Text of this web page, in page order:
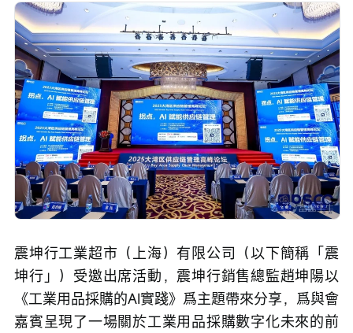
震坤行工業超市（上海）有限公司（以下簡稱「震
坤行」）受邀出席活動，震坤行銷售總監趙坤陽以
《工業用品採購的AI實踐》爲主題帶來分享，爲與會
嘉賓呈現了一場關於工業用品採購數字化未來的前